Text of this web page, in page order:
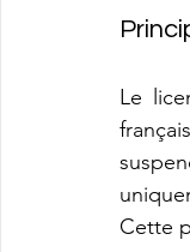
Le
Cette